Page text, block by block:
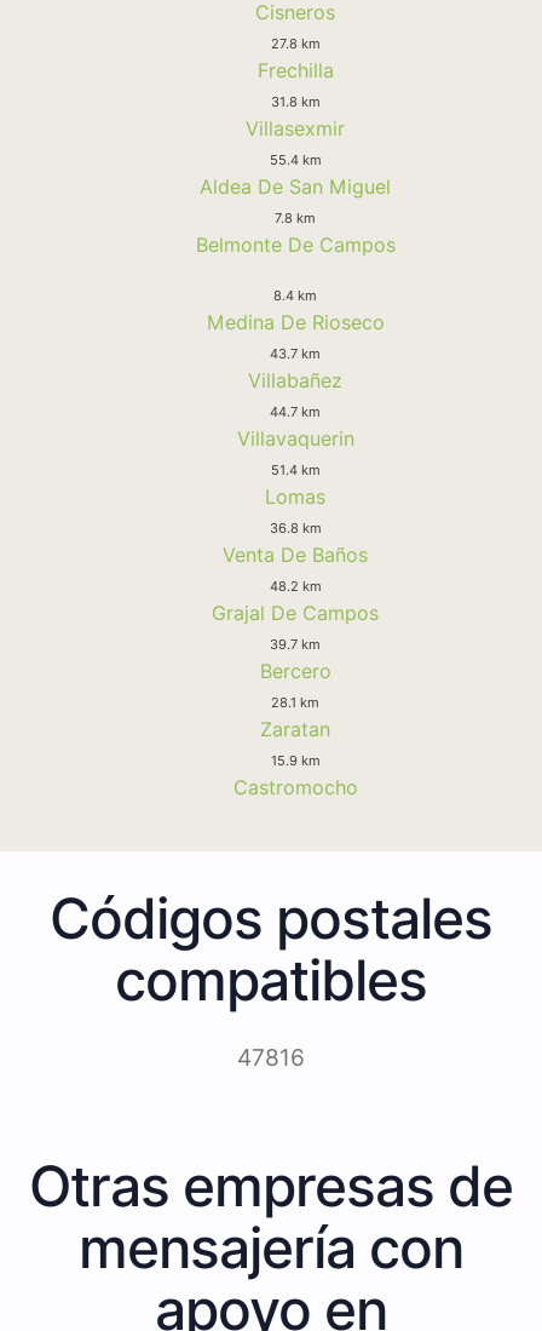
Cisneros
27.8 km
Frechilla
31.8 km
Villasexmir
55.4 km
Aldea De San Miguel
7.8 km
Belmonte De Campos
8.4 km
Medina De Rioseco
43.7 km
Villabañez
44.7 km
Villavaquerin
51.4 km
Lomas
36.8 km
Venta De Baños
48.2 km
Grajal De Campos
39.7 km
Bercero
28.1 km
Zaratan
15.9 km
Castromocho
Códigos postales
compatibles
47816
Otras empresas de
mensajería con
apoyo en